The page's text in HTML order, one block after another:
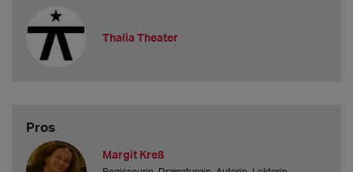
Thalia Theater
Pros
Margit Kreß